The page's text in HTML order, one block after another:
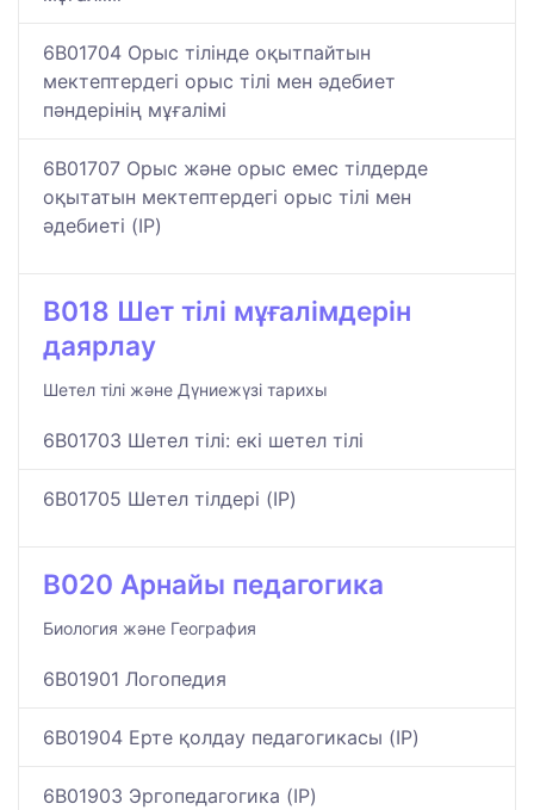
6B01704 Орыс тілінде оқытпайтын
мектептердегі орыс тілі мен әдебиет
пәндерінің мұғалімі
6B01707 Орыс және орыс емес тілдерде
оқытатын мектептердегі орыс тілі мен
әдебиеті (IP)
B018 Шет тілі мұғалімдерін
даярлау
Шетел тілі және Дүниежүзі тарихы
6B01703 Шетел тілі: екі шетел тілі
6B01705 Шетел тілдері (IP)
B020 Арнайы педагогика
Биология және География
6B01901 Логопедия
6B01904 Ерте қолдау педагогикасы (IP)
6B01903 Эргопедагогика (IP)